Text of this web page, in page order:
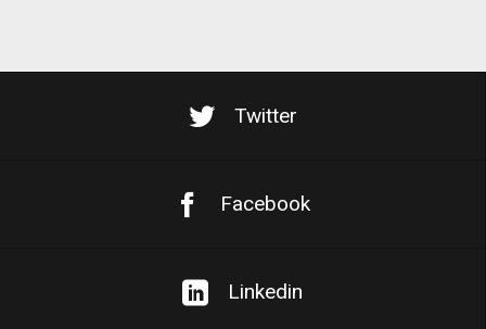
Twitter
Facebook
Linkedin